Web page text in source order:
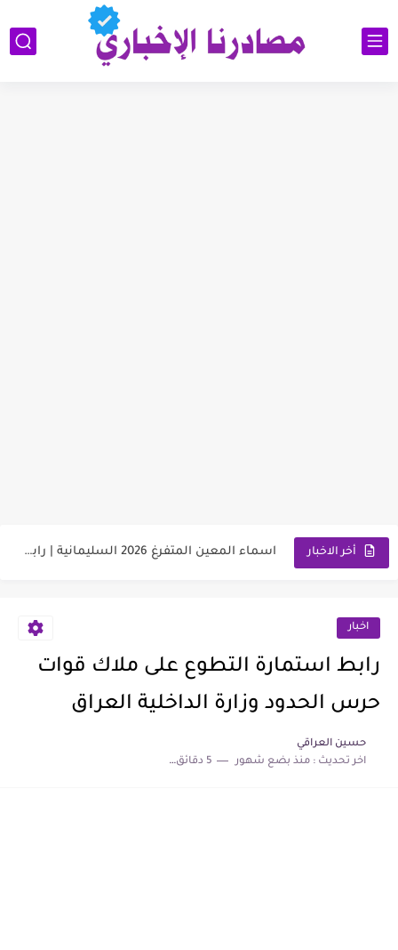
أخر الاخبار اسماء المعين المتفرغ 2026 السليمانية | رابط الاستعلام والمستمسكات المطلوبة
رابط التقديم على معهد مفوضية الشرطة 2026 مع الشروط والمتطلبات اخبار
رابط استمارة التطوع على ملاك قوات
حرس الحدود وزارة الداخلية العراق
حسين العراقي
اخر تحديث :منذ بضع شهور 5 دقائق للقراءة